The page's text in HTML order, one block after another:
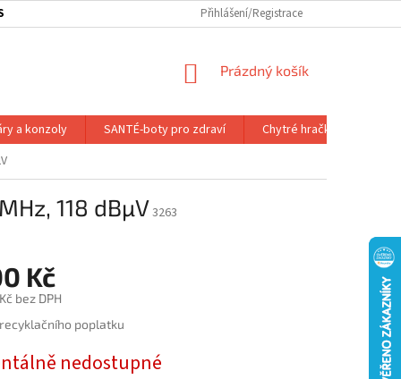
ODBĚR ZBOŽÍ SLEDOVÁNÍ ZÁSILKY SLUŽBY A VÝHODY
Přihlášení/Registrace
NÁKUPNÍ
Prázdný košík
a konzoly SANTÉ-boty pro zdraví Chytré hračky
118 dBµV3263
Kč
bez DPH
recyklačního poplatku
nedostupné